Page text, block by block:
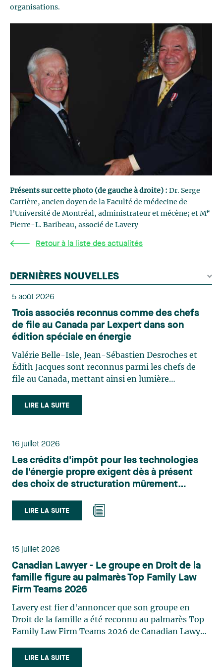
organisations.
Présents sur cette photo (de gauche à droite) : Dr. Serge
Carrière, ancien doyen de la Faculté de médecine de
l’Université de Montréal, administrateur et mécène; et Me
Pierre-L. Baribeau, associé de Lavery
Retour à la liste des actualités
DERNIÈRES NOUVELLES
5 août 2026
Trois associés reconnus comme des chefs
de file au Canada par Lexpert dans son
édition spéciale en énergie
Valérie Belle-Isle, Jean-Sébastien Desroches et
Édith Jacques sont reconnus parmi les chefs de
file au Canada, mettant ainsi en lumière
le domaine du droit des technologies. Valérie
Belle-Isle est associée au sein du groupe de droit
principalement sur le droit de l’environnement,
du territoire. Elle conseille et représente une
clientèle publique et privée dans le cadre d’enjeux
touchant notamment les obligations
et de permis, l’application et la contestation de
règlements d’urbanisme, ainsi que les dossiers
municipalités dans la validation juridique de leurs
Reconnue pour son approche à la fois stratégique
et pratique, elle intervient aussi en matière de
taxation municipale et d’évaluation foncière, en
plus de contribuer régulièrement à des
publications et à des activités de formation. Jean-
Sébastien Desroches œuvre en droit des affaires,
acquisitions, des infrastructures, des énergies
LIRE LA SUITE
16 juillet 2026
Les crédits d'impôt pour les technologies
de l'énergie propre exigent dès à présent
des choix de structuration mûrement
LIRE LA SUITE
15 juillet 2026
Canadian Lawyer - Le groupe en Droit de la
famille figure au palmarès Top Family Law
Firm Teams 2026
Lavery est fier d'annoncer que son groupe en
Droit de la famille a été reconnu au palmarès Top
Family Law Firm Teams 2026 de Canadian Lawyer.
sélection rigoureux, fondé sur des nominations
LIRE LA SUITE